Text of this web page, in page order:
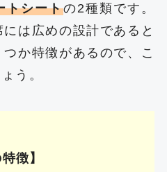
トシートの2種類です。
は広めの設計であると
か特徴があるので、こ
う。
徴】